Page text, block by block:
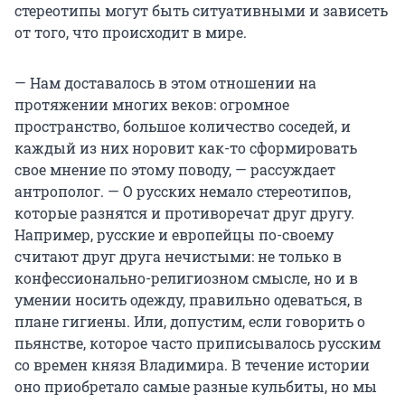
стереотипы могут быть ситуативными и зависеть
от того, что происходит в мире.
— Нам доставалось в этом отношении на
протяжении многих веков: огромное
пространство, большое количество соседей, и
каждый из них норовит как-то сформировать
свое мнение по этому поводу, — рассуждает
антрополог. — О русских немало стереотипов,
которые разнятся и противоречат друг другу.
Например, русские и европейцы по-своему
считают друг друга нечистыми: не только в
конфессионально-религиозном смысле, но и в
умении носить одежду, правильно одеваться, в
плане гигиены. Или, допустим, если говорить о
пьянстве, которое часто приписывалось русским
со времен князя Владимира. В течение истории
оно приобретало самые разные кульбиты, но мы